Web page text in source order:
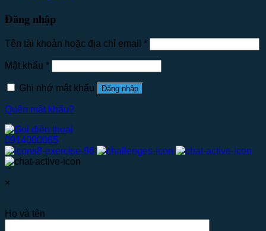
Đăng nhập
Tên tài khoản hoặc địa chỉ email *
Mật khẩu *
Ghi nhớ mật khẩu Đăng nhập
Quên mật khẩu?
0914000065
×
Họ và tên